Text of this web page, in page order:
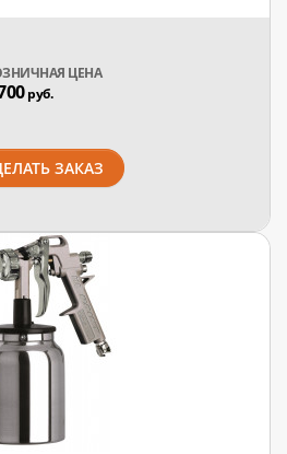
ЦЕНА
руб.
ЗАКАЗ